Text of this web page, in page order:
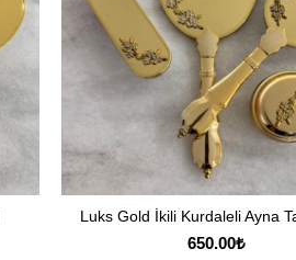
DEVAMINI OKU
Luks Gold İkili Kurdaleli Ayna
650.00₺